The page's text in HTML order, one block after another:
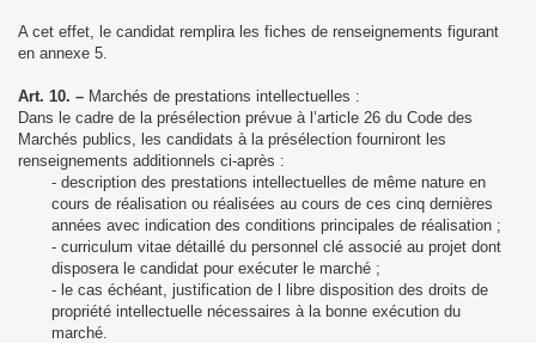
A cet effet, le candidat remplira les fiches de renseignements figurant
en annexe 5.
Art. 10. – Marchés de prestations intellectuelles :
Dans le cadre de la présélection prévue à l’article 26 du Code des
Marchés publics, les candidats à la présélection fourniront les
renseignements additionnels ci-après :
- description des prestations intellectuelles de même nature en
cours de réalisation ou réalisées au cours de ces cinq dernières
années avec indication des conditions principales de réalisation ;
- curriculum vitae détaillé du personnel clé associé au projet dont
disposera le candidat pour exécuter le marché ;
- le cas échéant, justification de l libre disposition des droits de
propriété intellectuelle nécessaires à la bonne exécution du
marché.